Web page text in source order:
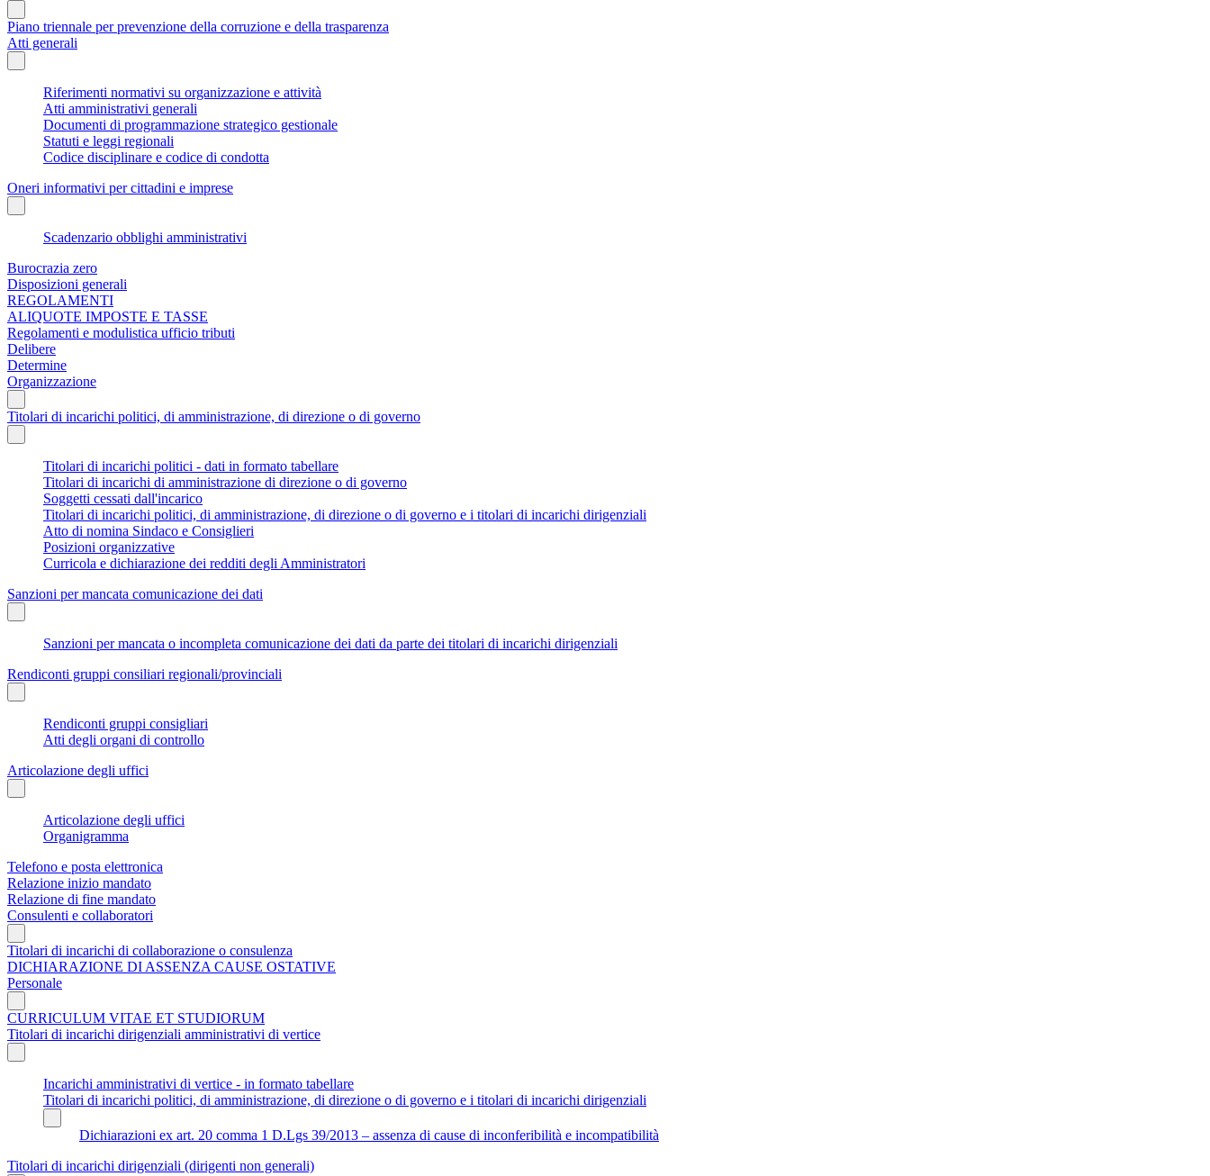
Piano triennale per prevenzione della corruzione e della trasparenza
Atti generali
Riferimenti normativi su organizzazione e attività
Atti amministrativi generali
Documenti di programmazione strategico gestionale
Statuti e leggi regionali
Codice disciplinare e codice di condotta
Oneri informativi per cittadini e imprese
Scadenzario obblighi amministrativi
Burocrazia zero
Disposizioni generali
REGOLAMENTI
ALIQUOTE IMPOSTE E TASSE
Regolamenti e modulistica ufficio tributi
Delibere
Determine
Organizzazione
Titolari di incarichi politici, di amministrazione, di direzione o di governo
Titolari di incarichi politici - dati in formato tabellare
Titolari di incarichi di amministrazione di direzione o di governo
Soggetti cessati dall'incarico
Titolari di incarichi politici, di amministrazione, di direzione o di governo e i titolari di incarichi dirigenziali
Atto di nomina Sindaco e Consiglieri
Posizioni organizzative
Curricola e dichiarazione dei redditi degli Amministratori
Sanzioni per mancata comunicazione dei dati
Sanzioni per mancata o incompleta comunicazione dei dati da parte dei titolari di incarichi dirigenziali
Rendiconti gruppi consiliari regionali/provinciali
Rendiconti gruppi consigliari
Atti degli organi di controllo
Articolazione degli uffici
Articolazione degli uffici
Organigramma
Telefono e posta elettronica
Relazione inizio mandato
Relazione di fine mandato
Consulenti e collaboratori
Titolari di incarichi di collaborazione o consulenza
DICHIARAZIONE DI ASSENZA CAUSE OSTATIVE
Personale
CURRICULUM VITAE ET STUDIORUM
Titolari di incarichi dirigenziali amministrativi di vertice
Incarichi amministrativi di vertice - in formato tabellare
Titolari di incarichi politici, di amministrazione, di direzione o di governo e i titolari di incarichi dirigenziali
Dichiarazioni ex art. 20 comma 1 D.Lgs 39/2013 – assenza di cause di inconferibilità e incompatibilità
Titolari di incarichi dirigenziali (dirigenti non generali)